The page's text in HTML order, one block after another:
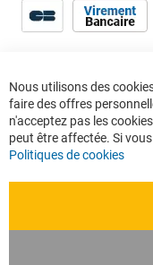
Nous utilisons des
faire des offres
n'acceptez pas les
peut être affectée. Si
Politiques de cookies